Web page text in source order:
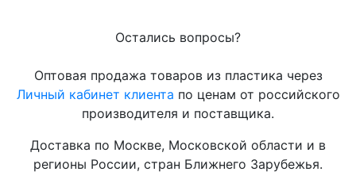
Остались вопросы?
Оптовая продажа товаров из пластика через
Личный кабинет клиента по ценам от российского
производителя и поставщика.
Доставка по Москве, Московской области и в
регионы России, стран Ближнего Зарубежья.